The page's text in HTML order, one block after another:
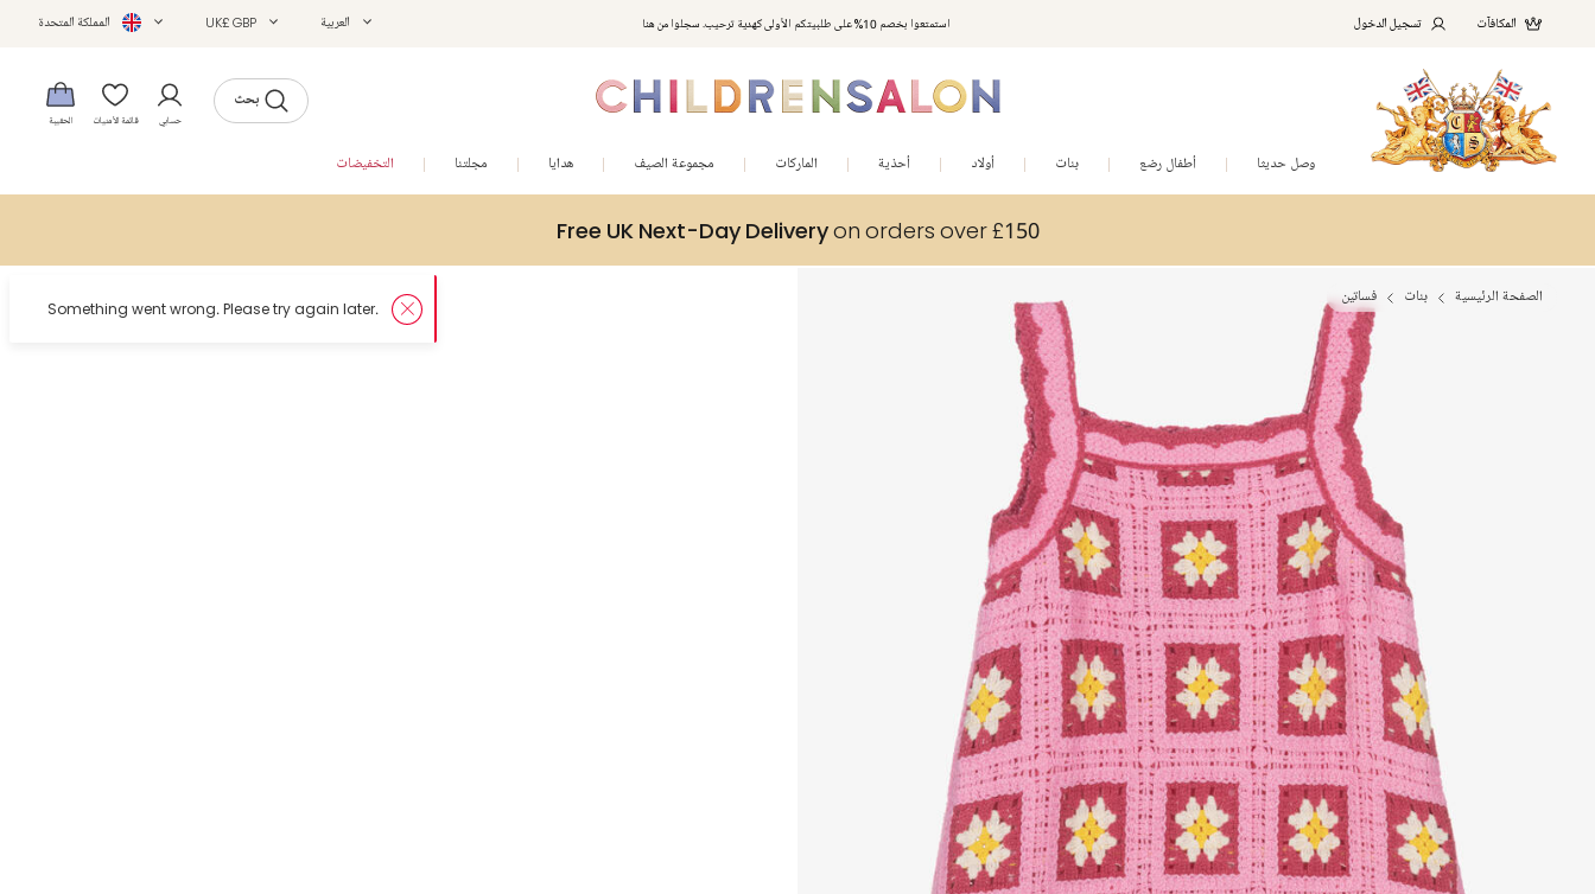
استمتعوا بخصم 10% على طلبيتكم الأولى كهدية ترحيب. سجلوا من هنا المكافآت تسجيل الدخول العربية UK£ GBP المملكة المتحدة
بحث
حسابي قائمة الأمنيات الحقيبة
وصل حديثا أطفال رضع بنات أولاد أحذية الماركات مجموعة الصيف هدايا مجلتنا التخفيضات
Free UK Next-Day Deliveryon orders over £150
الصفحة الرئيسية بنات فساتين